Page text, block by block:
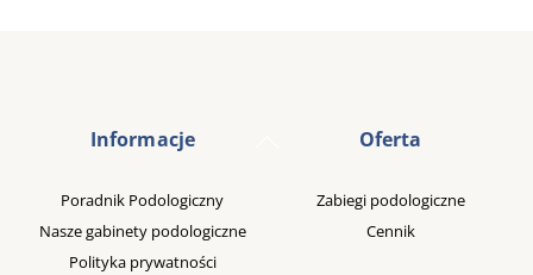
Informacje
Poradnik Podologiczny
Nasze gabinety podologiczne
Polityka prywatności
Oferta
Zabiegi podologiczne
Cennik